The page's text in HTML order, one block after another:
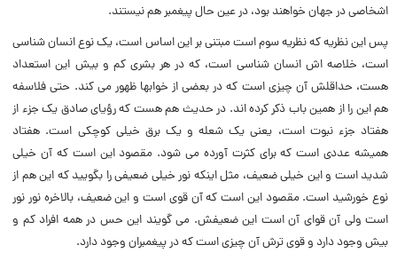
اشخاصى در جهان خواهند بود، در عین حال پیغمبر هم نیستند.
پس این نظریه که نظریه سوم است مبتنى بر این اساس است، یک نوع انسان شناسى
است، خلاصه اش انسان شناسى است، که در هر بشرى کم و بیش این استعداد
هست، حداقلش آن چیزى است که در بعضى از خوابها ظهور مى کند. حتى فلاسفه
هم این را از همین باب ذکر کرده اند. در حدیث هم هست که رؤیاى صادق یک جزء از
هفتاد جزء نبوت است، یعنى یک شعله و یک برق خیلى کوچکى است. هفتاد
همیشه عددى است که براى کثرت آورده مى شود. مقصود این است که آن خیلى
شدید است و این خیلى ضعیف، مثل اینکه نور خیلى ضعیفى را بگویید که این هم از
نوع خورشید است. مقصود این است که آن قوى است و این ضعیف، بالاخره نور نور
است ولى آن قواى آن است این ضعیفش. مى گویند این حس در همه افراد کم و
بیش وجود دارد و قوى ترش آن چیزى است که در پیغمبران وجود دارد.